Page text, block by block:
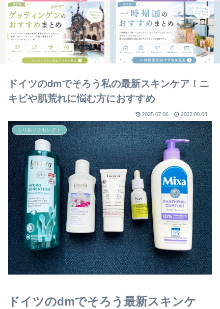
ドイツのdmでそろう私の最新スキンケア！ニ
キビや肌荒れに悩む方におすすめ
2025.07.06 2022.09.08
もりありさセレクト
ドイツのdmでそろう最新スキンケ